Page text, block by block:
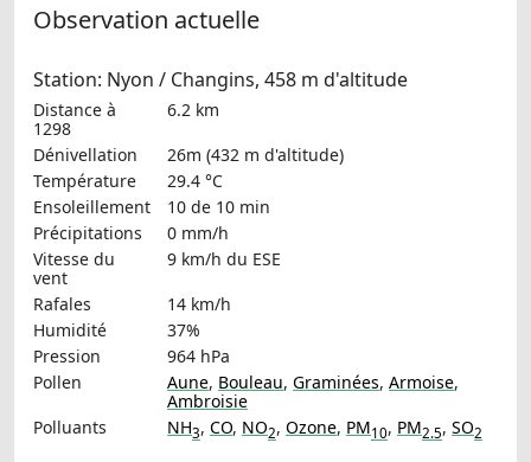
Observation actuelle
Station: Nyon / Changins, 458 m d'altitude
Distance à
1298
6.2 km
Dénivellation
26m (432 m d'altitude)
Température
29.4 °C
Ensoleillement
10 de 10 min
Précipitations
0 mm/h
Vitesse du
vent
9 km/h du ESE
Rafales
14 km/h
Humidité
37%
Pression
964 hPa
Pollen
Aune, Bouleau, Graminées, Armoise,
Ambroisie
Polluants
NH3, CO, NO2, Ozone, PM10, PM2.5, SO2